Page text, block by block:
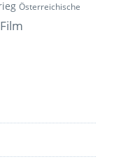
Österreichische